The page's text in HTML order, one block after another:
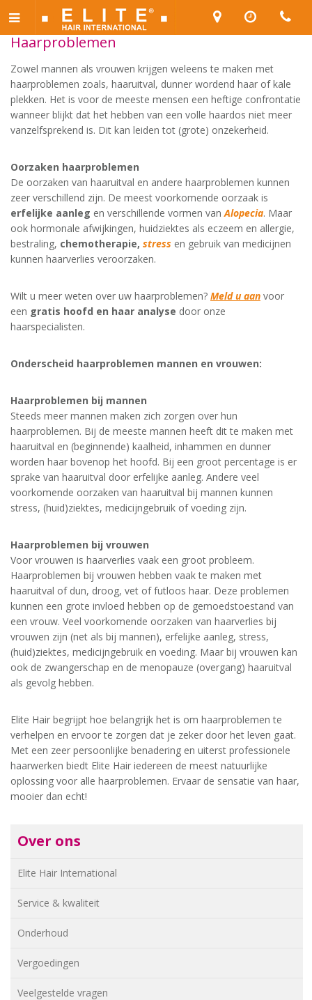
Haarproblemen
Zowel mannen als vrouwen krijgen weleens te maken met
haarproblemen zoals, haaruitval, dunner wordend haar of kale
plekken. Het is voor de meeste mensen een heftige confrontatie
wanneer blijkt dat het hebben van een volle haardos niet meer
vanzelfsprekend is. Dit kan leiden tot (grote) onzekerheid.
Oorzaken haarproblemen
De oorzaken van haaruitval en andere haarproblemen kunnen
zeer verschillend zijn. De meest voorkomende oorzaak is
erfelijke aanleg en verschillende vormen vanAlopecia. Maar
ook hormonale afwijkingen, huidziektes als eczeem en allergie,
bestraling, chemotherapie, stress en gebruik van medicijnen
kunnen haarverlies veroorzaken.
Wilt u meer weten over uw haarproblemen? Meld u aan voor
een gratis hoofd en haar analyse door onze
haarspecialisten.
Onderscheid haarproblemen mannen en vrouwen:
Haarproblemen bij mannen
Steeds meer mannen maken zich zorgen over hun
haarproblemen. Bij de meeste mannen heeft dit te maken met
haaruitval en (beginnende) kaalheid, inhammen en dunner
worden haar bovenop het hoofd. Bij een groot percentage is er
sprake van haaruitval door erfelijke aanleg. Andere veel
voorkomende oorzaken van haaruitval bij mannen kunnen
stress, (huid)ziektes, medicijngebruik of voeding zijn.
Haarproblemen bij vrouwen
Voor vrouwen is haarverlies vaak een groot probleem.
Haarproblemen bij vrouwen hebben vaak te maken met
haaruitval of dun, droog, vet of futloos haar. Deze problemen
kunnen een grote invloed hebben op de gemoedstoestand van
een vrouw. Veel voorkomende oorzaken van haarverlies bij
vrouwen zijn (net als bij mannen), erfelijke aanleg, stress,
(huid)ziektes, medicijngebruik en voeding. Maar bij vrouwen kan
ook de zwangerschap en de menopauze (overgang) haaruitval
als gevolg hebben.
Elite Hair begrijpt hoe belangrijk het is om haarproblemen te
verhelpen en ervoor te zorgen dat je zeker door het leven gaat.
Met een zeer persoonlijke benadering en uiterst professionele
haarwerken biedt Elite Hair iedereen de meest natuurlijke
oplossing voor alle haarproblemen. Ervaar de sensatie van haar,
mooier dan echt!
Over ons
Elite Hair International
Service & kwaliteit
Onderhoud
Vergoedingen
Veelgestelde vragen